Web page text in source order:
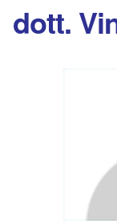
dott.